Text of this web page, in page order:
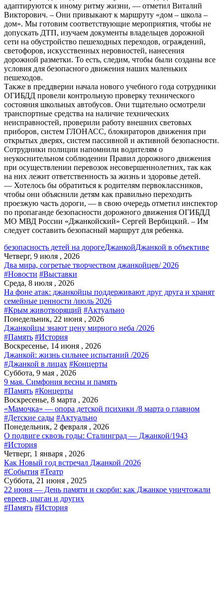
адаптируются к иному ритму жизни, — отметил Виталий
Викторович. – Они привыкают к маршруту «дом – школа –
дом». Мы готовим соответствующие мероприятия, чтобы не
допускать ДТП, изучаем документы владельцев дорожной
сети на обустройство пешеходных переходов, ограждений,
светофоров, искусственных неровностей, нанесения
дорожной разметки. То есть, следим, чтобы были созданы все
условия для безопасного движения наших маленьких
пешеходов.
Также в преддверии начала нового учебного года сотрудники
ОГИБДД провели контрольную проверку технического
состояния школьных автобусов. Они тщательно осмотрели
транспортные средства на наличие технических
неисправностей, проверили работу внешних световых
приборов, систем ГЛОНАСС, блокираторов движения при
открытых дверях, систем пассивной и активной безопасности.
Сотрудники полиции напомнили водителям о
неукоснительном соблюдении Правил дорожного движения
при осуществлении перевозок несовершеннолетних, так как
на них лежит ответственность за жизнь и здоровье детей.
— Хотелось бы обратиться к родителям первоклассников,
чтобы они объяснили детям как правильно переходить
проезжую часть дороги, — в свою очередь отметил инспектор
по пропаганде безопасности дорожного движения ОГИБДД
МО МВД России «Джанкойский» Сергей Вербицкий. – Им
следует составить безопасный маршрут для ребенка.
безопасность детей на дорогеДжанкойДжанкой в объективе
Четверг, 9 июля , 2026
Два мира, согретые творчеством джанкойцев/ 2026
#Новости #Выставки
Среда, 8 июля , 2026
На фоне атак: джанкойцы поддерживают друг друга и хранят
семейные ценности /июль 2026
#Крым животворящий #Актуально
Понедельник, 22 июня , 2026
Джанкойцы знают цену мирного неба /2026
#Память #История
Воскресенье, 14 июня , 2026
Джанкой: жизнь сильнее испытаний /2026
#Джанкой в лицах #Концерты
Суббота, 9 мая , 2026
9 мая. Симфония весны и память
#Память #Концерты
Воскресенье, 8 марта , 2026
«Мамочка» — опора детской психики /8 марта о главном
#Детские сады #Актуально
Понедельник, 2 февраля , 2026
О подвиге сквозь годы: Сталинград — Джанкой/1943
#История
Четверг, 1 января , 2026
Как Новый год встречал Джанкой /2026
#События #Театр
Суббота, 21 июня , 2025
22 июня — День памяти и скорби: как Джанкое уничтожали
евреев, цыган и других
#Память #История